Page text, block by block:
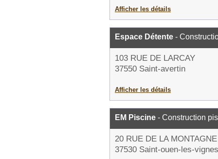
Afficher les détails
Espace Détente -
103 RUE DE LARCAY
37550 Saint-avertin
Afficher les détails
EM Piscine - Construction
20 RUE DE LA MONTAGNE
37530 Saint-ouen-les-vignes